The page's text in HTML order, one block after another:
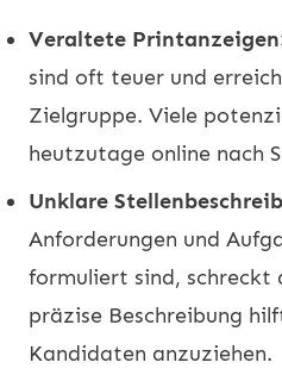
Veraltete
sind oft teuer und
Zielgruppe. Viele
heutzutage online nach
Unklare
Anforderungen und
formuliert sind, schreckt
präzise Beschreibung
Kandidaten anzuziehen.